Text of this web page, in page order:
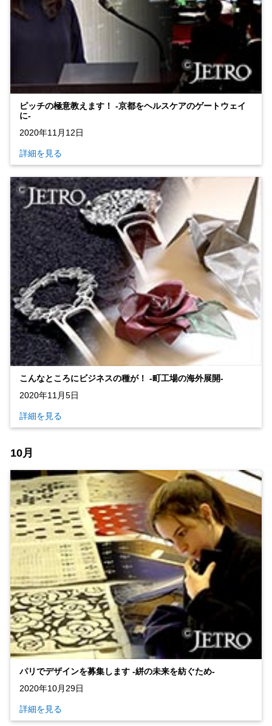
ピッチの極意教えます！ ‐京都をヘルスケアのゲートウェイ
に‐
2020年11月12日
詳細を見る
こんなところにビジネスの種が！ ‐町工場の海外展開‐
2020年11月5日
詳細を見る
10月
パリでデザインを募集します ‐絣の未来を紡ぐため‐
2020年10月29日
詳細を見る